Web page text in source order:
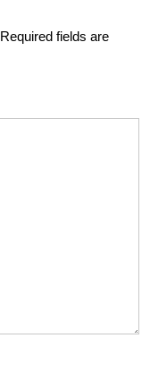
Required fields are